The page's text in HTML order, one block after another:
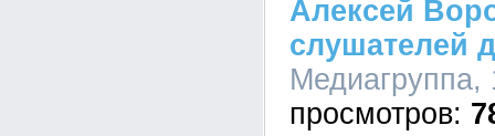
Алексей
слушателей
Медиагруппа,